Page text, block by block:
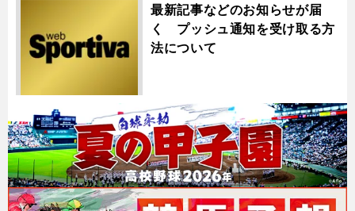
最新記事などのお知らせが届
く プッシュ通知を受け取る方
法について